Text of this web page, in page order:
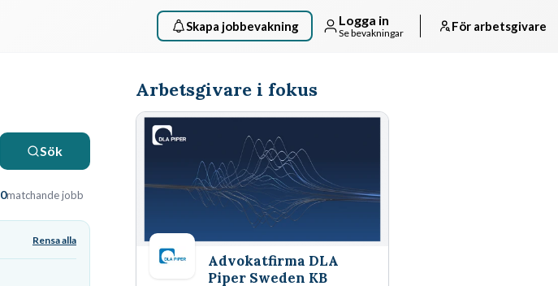
Skapa jobbevakning Logga in
Se bevakningar För arbetsgivare
Sök
0matchande jobb
Rensa alla
Arbetsgivare i fokus
Advokatfirma DLA
Piper Sweden KB